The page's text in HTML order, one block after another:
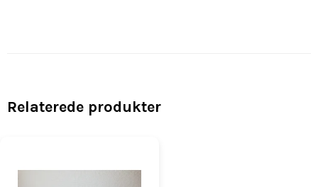
Relaterede produkter